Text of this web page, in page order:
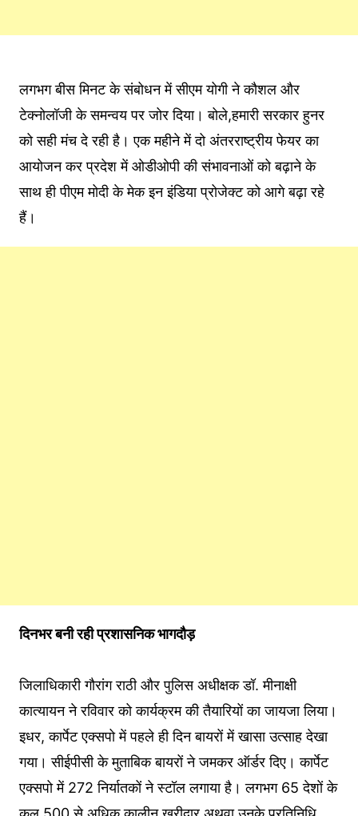
लगभग बीस मिनट के संबोधन में सीएम योगी ने कौशल और
टेक्नोलॉजी के समन्वय पर जोर दिया। बोले,हमारी सरकार हुनर
को सही मंच दे रही है। एक महीने में दो अंतरराष्ट्रीय फेयर का
आयोजन कर प्रदेश में ओडीओपी की संभावनाओं को बढ़ाने के
साथ ही पीएम मोदी के मेक इन इंडिया प्रोजेक्ट को आगे बढ़ा रहे
हैं।
दिनभरबनीरहीप्रशासनिकभागदौड़
जिलाधिकारी गौरांग राठी और पुलिस अधीक्षक डॉ. मीनाक्षी
कात्यायन ने रविवार को कार्यक्रम की तैयारियों का जायजा लिया।
इधर, कार्पेट एक्सपो में पहले ही दिन बायरों में खासा उत्साह देखा
गया। सीईपीसी के मुताबिक बायरों ने जमकर ऑर्डर दिए। कार्पेट
एक्सपो में 272 निर्यातकों ने स्टॉल लगाया है। लगभग 65 देशों के